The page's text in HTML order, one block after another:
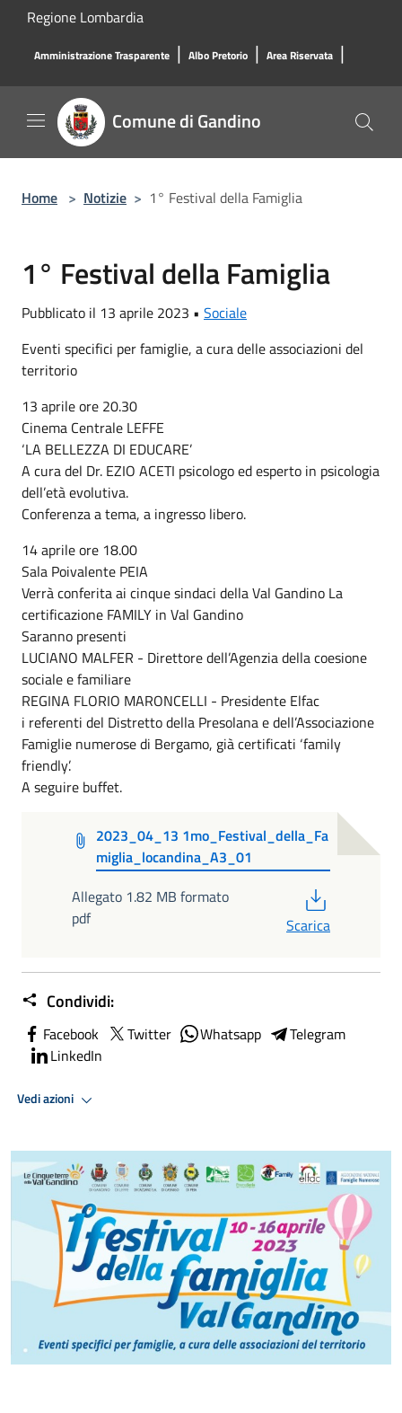
Salta al contenuto principale
Regione Lombardia
Amministrazione Trasparente | Albo Pretorio | Area Riservata |
Comune di Gandino
Home > Notizie > 1° Festival della Famiglia
1° Festival della Famiglia
Pubblicato il 13 aprile 2023 • Sociale
Eventi specifici per famiglie, a cura delle associazioni del
territorio
13 aprile ore 20.30
Cinema Centrale LEFFE
‘LA BELLEZZA DI EDUCARE’
A cura del Dr. EZIO ACETI psicologo ed esperto in psicologia
dell’età evolutiva.
Conferenza a tema, a ingresso libero.
14 aprile ore 18.00
Sala Poivalente PEIA
Verrà conferita ai cinque sindaci della Val Gandino La
certificazione FAMILY in Val Gandino
Saranno presenti
LUCIANO MALFER - Direttore dell’Agenzia della coesione
sociale e familiare
REGINA FLORIO MARONCELLI - Presidente Elfac
i referenti del Distretto della Presolana e dell’Associazione
Famiglie numerose di Bergamo, già certificati ‘family
friendly’.
A seguire buffet.
2023_04_13 1mo_Festival_della_Fa
miglia_locandina_A3_01
Allegato 1.82 MB formato
pdf
Scarica
Condividi:
Facebook Twitter Whatsapp
Telegram
LinkedIn
Vedi azioni